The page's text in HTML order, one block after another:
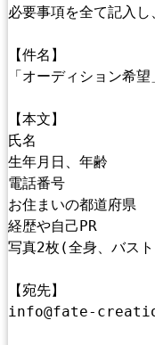
必要事項を全て記入し
【件名】
「オーディション希望
【本文】
氏名
生年月日、年齢
電話番号
お住まいの都道府県
経歴や自己PR
写真2枚(全身、バス
【宛先】
info@fate-